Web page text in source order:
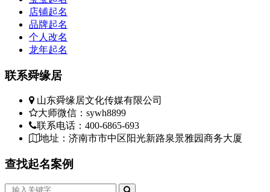
店铺起名
品牌起名
个人改名
龙年起名
联系舜缘居
山东舜缘居文化传媒有限公司
大师微信：sywh8899
联系电话：400-6865-693
地址：济南市市中区阳光新路泉景雅园商务大厦
查找起名案例